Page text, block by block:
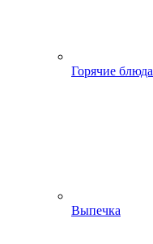
Горячие блюда
Выпечка